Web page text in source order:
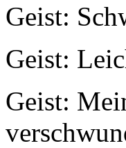
Geist:
Geist:
Geist: